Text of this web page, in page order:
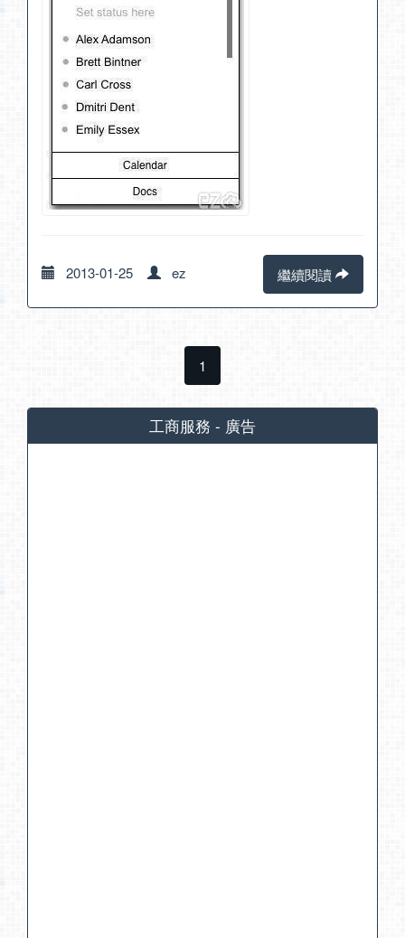
2013-01-25 ez 繼續閱讀
1
工商服務 - 廣告